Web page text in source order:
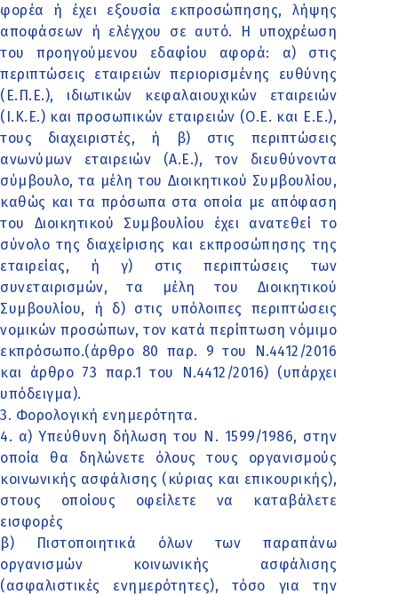
φορέα ή έχει εξουσία εκπροσώπησης, λήψης
αποφάσεων ή ελέγχου σε αυτό. Η υποχρέωση
του προηγούμενου εδαφίου αφορά: α) στις
περιπτώσεις εταιρειών περιορισμένης ευθύνης
(Ε.Π.Ε.), ιδιωτικών κεφαλαιουχικών εταιρειών
(Ι.Κ.Ε.) και προσωπικών εταιρειών (Ο.Ε. και Ε.Ε.),
τους διαχειριστές, ή β) στις περιπτώσεις
ανωνύμων εταιρειών (Α.Ε.), τον διευθύνοντα
σύμβουλο, τα μέλη του Διοικητικού Συμβουλίου,
καθώς και τα πρόσωπα στα οποία με απόφαση
του Διοικητικού Συμβουλίου έχει ανατεθεί το
σύνολο της διαχείρισης και εκπροσώπησης της
εταιρείας, ή γ) στις περιπτώσεις των
συνεταιρισμών, τα μέλη του Διοικητικού
Συμβουλίου, ή δ) στις υπόλοιπες περιπτώσεις
νομικών προσώπων, τον κατά περίπτωση νόμιμο
εκπρόσωπο.(άρθρο 80 παρ. 9 του Ν.4412/2016
και άρθρο 73 παρ.1 του Ν.4412/2016) (υπάρχει
υπόδειγμα).
3. Φορολογική ενημερότητα.
4. α) Υπεύθυνη δήλωση του Ν. 1599/1986, στην
οποία θα δηλώνετε όλους τους οργανισμούς
κοινωνικής ασφάλισης (κύριας και επικουρικής),
στους οποίους οφείλετε να καταβάλετε
εισφορές
β) Πιστοποιητικά όλων των παραπάνω
οργανισμών κοινωνικής ασφάλισης
(ασφαλιστικές ενημερότητες), τόσο για την